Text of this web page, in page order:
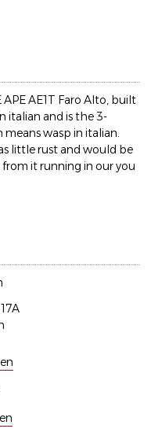
AE1T Faro Alto, built
italian and is the 3-
wasp in italian.
little rust and would be
from it running in our you